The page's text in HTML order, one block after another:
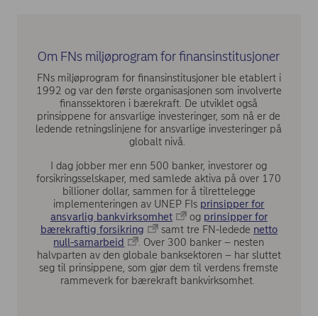
Om FNs miljøprogram for finansinstitusjoner
FNs miljøprogram for finansinstitusjoner ble etablert i
1992 og var den første organisasjonen som involverte
finanssektoren i bærekraft. De utviklet også
prinsippene for ansvarlige investeringer, som nå er de
ledende retningslinjene for ansvarlige investeringer på
globalt nivå.
I dag jobber mer enn 500 banker, investorer og
forsikringsselskaper, med samlede aktiva på over 170
billioner dollar, sammen for å tilrettelegge
implementeringen av UNEP FIs prinsipper for
ansvarlig bankvirksomhet
og prinsipper for
bærekraftig forsikring
samt tre FN-ledede netto
null-samarbeid
. Over 300 banker – nesten
halvparten av den globale banksektoren – har sluttet
seg til prinsippene, som gjør dem til verdens fremste
rammeverk for bærekraft bankvirksomhet.